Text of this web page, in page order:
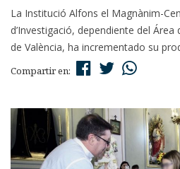
La Institució Alfons el Magnànim-
d’Investigació, dependiente del
de València, ha incrementado su
Compartir en: